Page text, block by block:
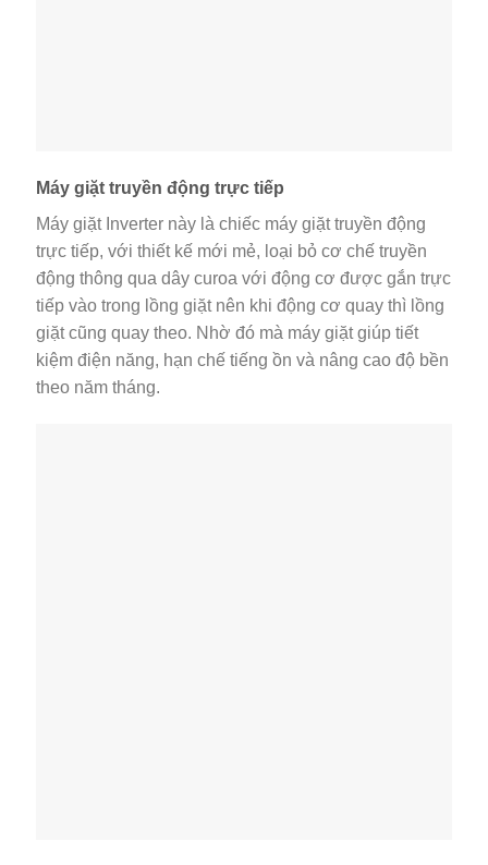
Máy giặt truyền động trực tiếp
Máy giặt Inverter này là chiếc máy giặt truyền động
trực tiếp, với thiết kế mới mẻ, loại bỏ cơ chế truyền
động thông qua dây curoa với động cơ được gắn trực
tiếp vào trong lồng giặt nên khi động cơ quay thì lồng
giặt cũng quay theo. Nhờ đó mà máy giặt giúp tiết
kiệm điện năng, hạn chế tiếng ồn và nâng cao độ bền
theo năm tháng.